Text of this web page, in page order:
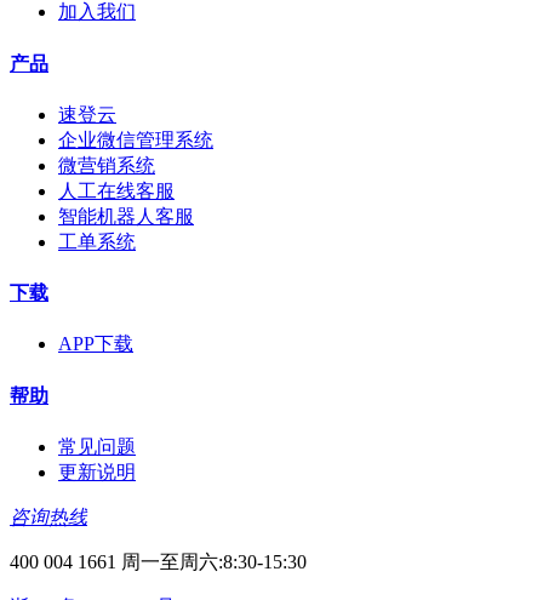
加入我们
产品
速登云
企业微信管理系统
微营销系统
人工在线客服
智能机器人客服
工单系统
下载
APP下载
帮助
常见问题
更新说明
咨询热线
400 004 1661 周一至周六:8:30-15:30